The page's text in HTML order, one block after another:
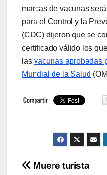
marcas de vacunas
para el Control y la
(CDC) dijeron que se
certificado válido los
las vacunas aprobadas
Mundial de la Salud
Navegación
Muere turista